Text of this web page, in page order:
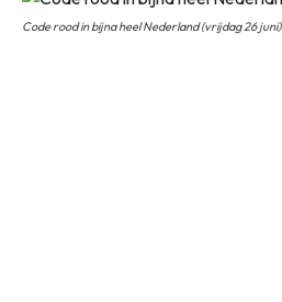
Code rood in bijna heel Nederland (vrijdag 26 juni)